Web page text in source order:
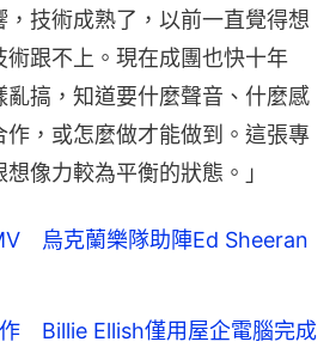
，技術成熟了，以前一直覺得想
跟不上。現在成團也快十年
亂搞，知道要什麼聲音、什麼感
作，或怎麼做才能做到。這張專
像力較為平衡的狀態。」
烏克蘭樂隊助陣Ed Sheeran
Billie Ellish僅用屋企電腦完成